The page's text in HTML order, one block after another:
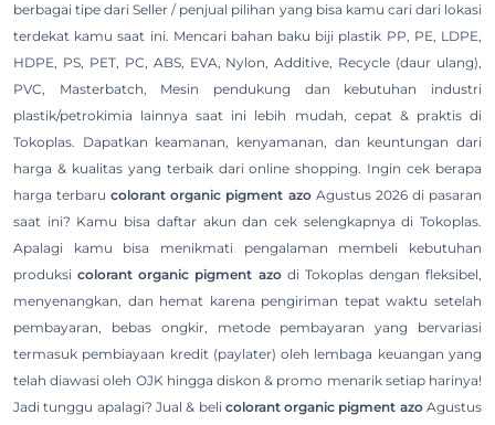
berbagai tipe dari Seller / penjual pilihan yang bisa kamu cari dari lokasi
terdekat kamu saat ini. Mencari bahan baku biji plastik PP, PE, LDPE,
HDPE, PS, PET, PC, ABS, EVA, Nylon, Additive, Recycle (daur ulang),
PVC, Masterbatch, Mesin pendukung dan kebutuhan industri
plastik/petrokimia lainnya saat ini lebih mudah, cepat & praktis di
Tokoplas. Dapatkan keamanan, kenyamanan, dan keuntungan dari
harga & kualitas yang terbaik dari online shopping. Ingin cek berapa
harga terbarucolorant organic pigment azoAgustus 2026 di pasaran
saat ini? Kamu bisa daftar akun dan cek selengkapnya di Tokoplas.
Apalagi kamu bisa menikmati pengalaman membeli kebutuhan
produksicolorant organic pigment azodi Tokoplas dengan fleksibel,
menyenangkan, dan hemat karena pengiriman tepat waktu setelah
pembayaran, bebas ongkir, metode pembayaran yang bervariasi
termasuk pembiayaan kredit (paylater) oleh lembaga keuangan yang
telah diawasi oleh OJK hingga diskon & promo menarik setiap harinya!
Jadi tunggu apalagi? Jual & beli colorant organic pigment azoAgustus